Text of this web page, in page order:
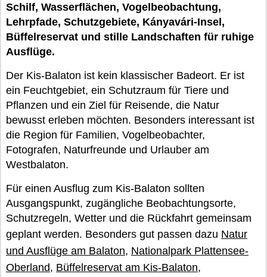
Schilf, Wasserflächen, Vogelbeobachtung,
Lehrpfade, Schutzgebiete, Kányavári-Insel,
Büffelreservat und stille Landschaften für ruhige
Ausflüge.
Der Kis-Balaton ist kein klassischer Badeort. Er ist
ein Feuchtgebiet, ein Schutzraum für Tiere und
Pflanzen und ein Ziel für Reisende, die Natur
bewusst erleben möchten. Besonders interessant ist
die Region für Familien, Vogelbeobachter,
Fotografen, Naturfreunde und Urlauber am
Westbalaton.
Für einen Ausflug zum Kis-Balaton sollten
Ausgangspunkt, zugängliche Beobachtungsorte,
Schutzregeln, Wetter und die Rückfahrt gemeinsam
geplant werden. Besonders gut passen dazu Natur
und Ausflüge am Balaton, Nationalpark Plattensee-
Oberland, Büffelreservat am Kis-Balaton,